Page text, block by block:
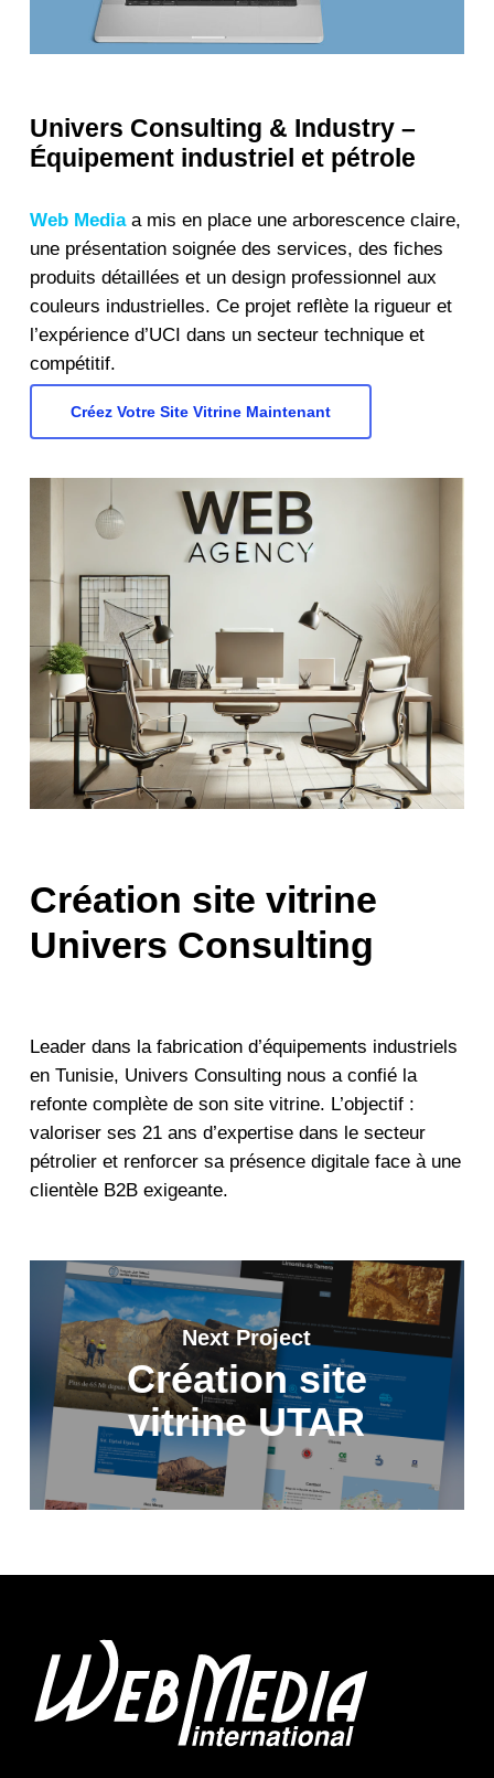
Univers Consulting & Industry –
Équipement industriel et pétrole
Web Mediaa mis en place une arborescence claire,
une présentation soignée des services, des fiches
produits détaillées et un design professionnel aux
couleurs industrielles. Ce projet reflète la rigueur et
l’expérience d’UCI dans un secteur technique et
compétitif.
Créez Votre Site Vitrine Maintenant
Création site vitrine
Univers Consulting
Leader dans la fabrication d’équipements industriels
en Tunisie, Univers Consulting nous a confié la
refonte complète de son site vitrine. L’objectif :
valoriser ses 21 ans d’expertise dans le secteur
pétrolier et renforcer sa présence digitale face à une
clientèle B2B exigeante.
Next Project
Création site
vitrine UTAR